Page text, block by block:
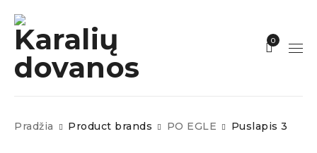
0
Pradžia Product brands PO EGLE Puslapis 3